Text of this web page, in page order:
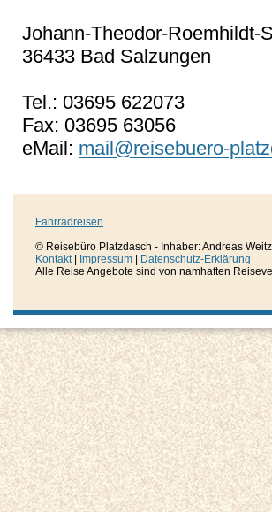
Johann-Theodor-Roemhildt-
36433 Bad Salzungen
Tel.: 03695 622073
Fax: 03695 63056
eMail: mail@reisebuero-
Fahrradreisen
© Reisebüro Platzdasch - Inhaber: Andreas
Kontakt| Impressum
Datenschutz-Erklärung
Alle Reise Angebote sind von namhaften